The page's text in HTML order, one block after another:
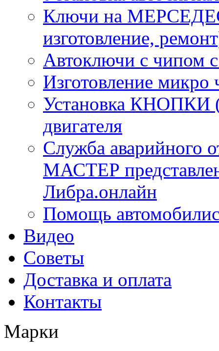
Ключи на
изготовление,
Автоключи с чипом
Изготовление микро
Установка КНОПКИ
двигателя
Служба аварийного
МАСТЕР
Либра.онлайн
Помощь
Видео
Советы
Доставка и оплата
Контакты
Марки